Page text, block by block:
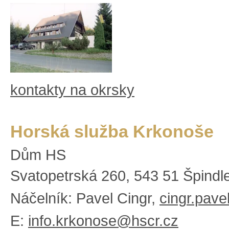
kontakty na okrsky
Horská služba Krkonoše
Dům HS
Svatopetrská 260, 543 51
Náčelník: Pavel Cingr,
E: info.krkonose@hscr.cz